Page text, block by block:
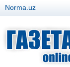
Norma.uz